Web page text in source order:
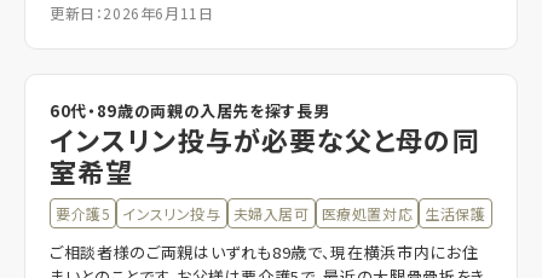
更新日：2026年6月11日
60代・89歳の両親の入居先を探す長男
インスリン投与が必要な父と母の同
室希望
要介護5 インスリン投与 夫婦入居可 医療処置対応 生活保護
ご相談者様のご両親はいずれも89歳で、現在横浜市内にお住